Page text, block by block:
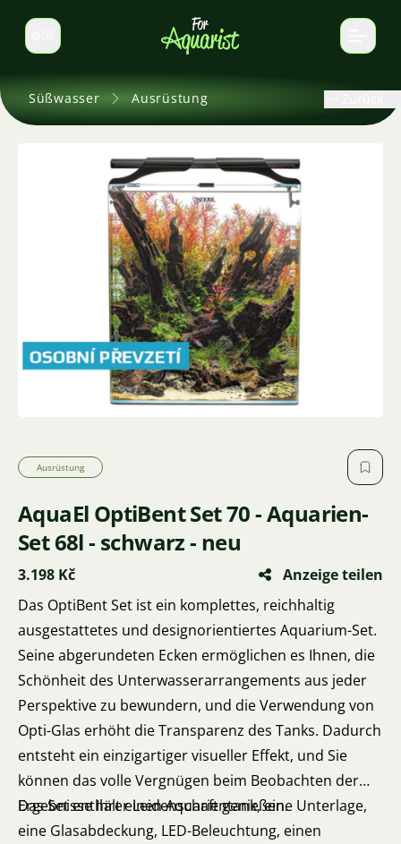
Sprache wechseln
Süßwasser Ausrüstung
Ausrüstung
AquaEl OptiBent Set 70 - Aquarien-
Set 68l - schwarz - neu
3.198 Kč
Anzeige teilen
Das OptiBent Set ist ein komplettes, reichhaltig
ausgestattetes und designorientiertes Aquarium-Set.
Seine abgerundeten Ecken ermöglichen es Ihnen, die
Schönheit des Unterwasserarrangements aus jeder
Perspektive zu bewundern, und die Verwendung von
Opti-Glas erhöht die Transparenz des Tanks. Dadurch
entsteht ein einzigartiger visueller Effekt, und Sie
können das volle Vergnügen beim Beobachten der
Ergebnisse Ihrer Leidenschaft genießen.
Das Set enthält einen Aquarientank, eine Unterlage,
eine Glasabdeckung, LED-Beleuchtung, einen